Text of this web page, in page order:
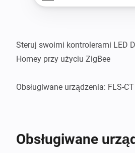
Steruj swoimi kontrolerami LED
Homey przy użyciu ZigBee
Obsługiwane urządzenia: FLS-
Obsługiwane